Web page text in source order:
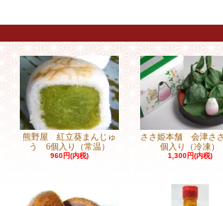
熊野屋 紅立葵まんじゅ
う 6個入り（常温）
960円(内税)
ささ姫本舗 会津さ
個入り（冷凍）
1,300円(内税)